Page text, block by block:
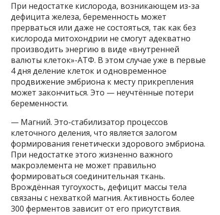
При недостатке кислорода, возникающем из-за
дефицита железа, беременность может
прерваться или даже не состояться, так как без
кислорода митохондрии не смогут адекватно
производить энергию в виде «внутренней
валюты клеток»-АТФ. В этом случае уже в первые
4 дня деление клеток и одновременное
продвижение эмбриона к месту прикрепления
может закончиться. Это — неучтённые потери
беременности.
— Магний. Это-стабилизатор процессов
клеточного деления, что является залогом
формирования генетически здорового эмбриона.
При недостатке этого жизненно важного
макроэлемента не может правильно
формироваться соединительная ткань.
Врождённая тугоухость, дефицит массы тела
связаны с нехваткой магния. Активность более
300 ферментов зависит от его присутствия.